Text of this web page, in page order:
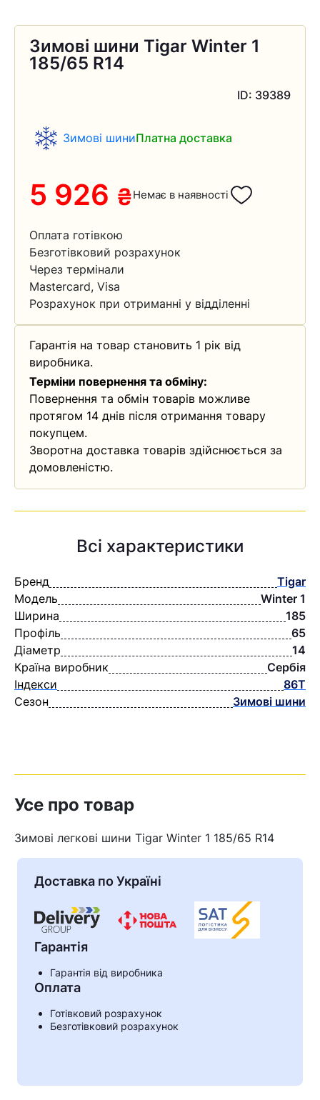
Кошик
Ваш номер надіслано.
Зимові шини Tigar Winter 1
185/65 R14
ID: 39389
Зимові шиниПлатна доставка
5 926 ₴Немає в наявності
Оплата готівкою
Безготівковий розрахунок
Через термінали
Mastercard, Visa
Розрахунок при отриманні у відділенні
Гарантія на товар становить 1 рік від
виробника.
Терміни повернення та обміну:
Повернення та обмін товарів можливе
протягом 14 днів після отримання товару
покупцем.
Зворотна доставка товарів здійснюється за
домовленістю.
Всі характеристики
Бренд
Tigar
Модель
Winter 1
Ширина
185
Профіль
65
Діаметр
14
Країна виробник
Сербія
Індекси
86T
Сезон
Зимові шини
Усе про товар
Зимові легкові шини Tigar Winter 1 185/65 R14
Доставка по Україні
Гарантія
Гарантія від виробника
Оплата
Готівковий розрахунок
Безготівковий розрахунок